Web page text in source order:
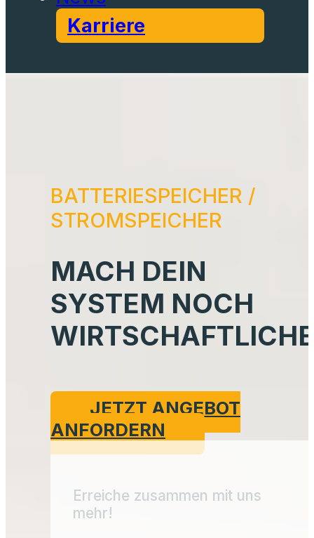
MACH DEIN
SYSTEM NOCH
JETZT ANGEBOT
Erreiche zusammen mit uns
mehr!
Mit einem
Batteriespeicher werden